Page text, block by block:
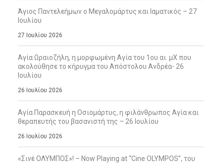
Άγιος Παντελεήμων ο Μεγαλομάρτυς και Ιαματικός – 27
Ιουλίου
27 Ιουλίου 2026
Αγία Ωραιοζήλη, η μορφωμένη Αγία του 1ου αι. μΧ που
ακολούθησε το κήρυγμα του Απόστολου Ανδρέα- 26
Ιουλίου
26 Ιουλίου 2026
Αγία Παρασκευή η Οσιομάρτυς, η φιλάνθρωπος Αγία και
θεραπευτής του βασανιστή της – 26 Ιουλίου
26 Ιουλίου 2026
«Σινέ ΟΛΥΜΠΟΣ»! – Now Playing at “Cine OLYMPOS”, του